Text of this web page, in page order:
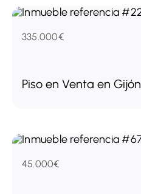
335.000€
Piso en Venta en Gijón
45.000€